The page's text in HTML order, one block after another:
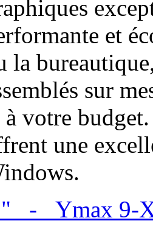
et
la
sur
à votre
une
- Ymax 9-